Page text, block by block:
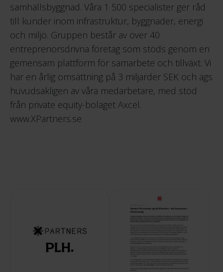
samhällsbyggnad. Våra 1 500 specialister ger råd
till kunder inom infrastruktur, byggnader, energi
och miljö. Gruppen består av över 40
entreprenörsdrivna företag som stöds genom en
gemensam plattform för samarbete och tillväxt. Vi
har en årlig omsättning på 3 miljarder SEK och ägs
huvudsakligen av våra medarbetare, med stöd
från private equity-bolaget Axcel.
www.XPartners.se